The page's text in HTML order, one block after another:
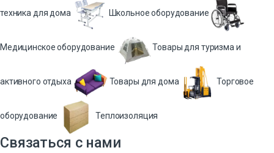
техника для дома Школьное оборудование
Медицинское оборудование Товары для туризма и
активного отдыха Товары для дома Торговое
оборудование Теплоизоляция
Связаться с нами